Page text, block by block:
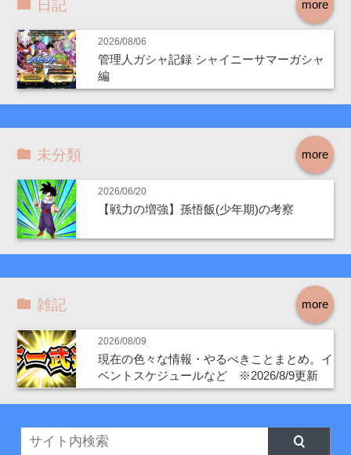
more
日記
2026/08/06
管理人ガシャ記録 シャイニーサマーガシャ
編
more
未分類
2026/06/20
【戦力の増強】孫悟飯(少年期)の考察
more
雑記
2026/08/09
現在の色々な情報・やるべきことまとめ。イ
ベントスケジュールなど ※2026/8/9更新